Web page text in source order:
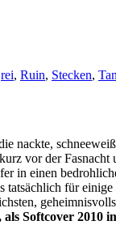
rei, Ruin, Stecken,
vor der
in einen
für
Softcover 2010